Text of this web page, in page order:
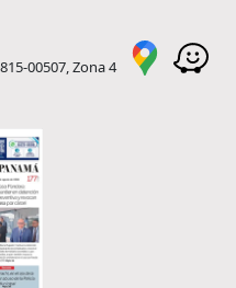
00507, Zona 4